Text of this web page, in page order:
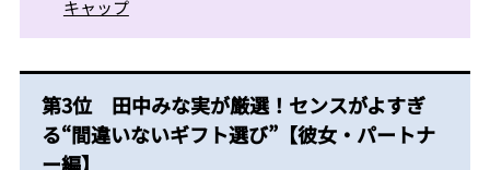
キャップ
第3位 田中みな実が厳選！センスがよすぎ
る“間違いないギフト選び”【彼女・パートナ
ー編】